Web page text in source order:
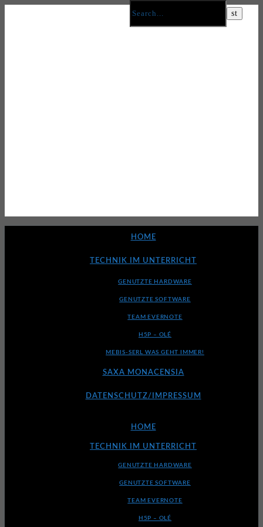
HOME
TECHNIK IM UNTERRICHT
GENUTZTE HARDWARE
GENUTZTE SOFTWARE
TEAM EVERNOTE
H5P – OLÉ
MEBIS-SERL WAS GEHT IMMER!
SAXA MONACENSIA
DATENSCHUTZ/IMPRESSUM
HOME
TECHNIK IM UNTERRICHT
GENUTZTE HARDWARE
GENUTZTE SOFTWARE
TEAM EVERNOTE
H5P – OLÉ